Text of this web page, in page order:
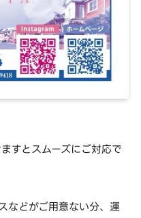
すとスムーズにご対応で
などがご用意ない分、運